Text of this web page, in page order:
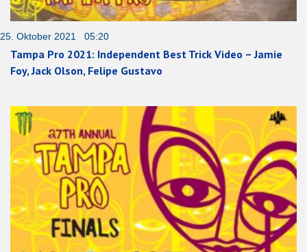
25. Oktober 2021 05:20
Tampa Pro 2021: Independent Best Trick Video – Jamie
Foy, Jack Olson, Felipe Gustavo